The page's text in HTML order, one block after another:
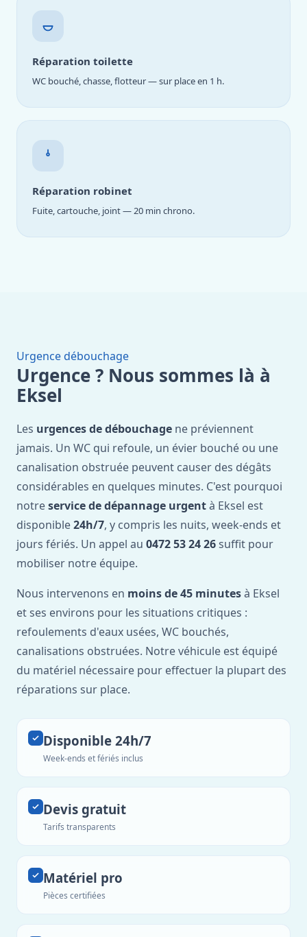
Réparation toilette
WC bouché, chasse, flotteur — sur place en 1 h.
Réparation robinet
Fuite, cartouche, joint — 20 min chrono.
Urgence débouchage
Urgence ? Nous sommes là à
Eksel
Les urgences de débouchage ne préviennent
jamais. Un WC qui refoule, un évier bouché ou une
canalisation obstruée peuvent causer des dégâts
considérables en quelques minutes. C'est pourquoi
notreservice de dépannage urgentà Eksel est
disponible24h/7, y compris les nuits, week-ends et
jours fériés. Un appel au 0472 53 24 26 suffit pour
mobiliser notre équipe.
Nous intervenons en moins de 45 minutesà Eksel
et ses environs pour les situations critiques :
refoulements d'eaux usées, WC bouchés,
canalisations obstruées. Notre véhicule est équipé
du matériel nécessaire pour effectuer la plupart des
réparations sur place.
Disponible 24h/7
Week-ends et fériés inclus
Devis gratuit
Tarifs transparents
Matériel pro
Pièces certifiées